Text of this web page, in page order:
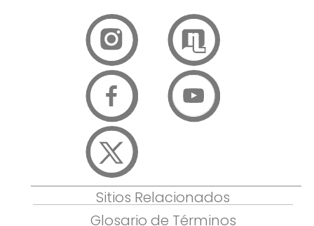
Sitios Relacionados
Glosario de Términos